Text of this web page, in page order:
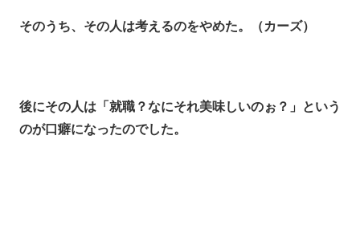
そのうち、その人は考えるのをやめた。（カーズ）
後にその人は「就職？なにそれ美味しいのぉ？」という
のが口癖になったのでした。